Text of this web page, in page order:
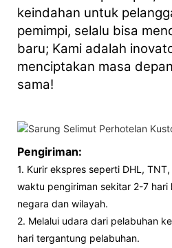
keindahan untuk
pemimpi, selalu bisa
baru; Kami adalah
menciptakan masa
sama!
Pengiriman:
1. Kurir ekspres seperti DHL, TNT,
waktu pengiriman sekitar 2-7
negara dan wilayah.
2. Melalui udara dari pelabuhan
hari tergantung pelabuhan.